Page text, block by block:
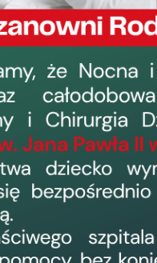
Kierownik:
lek. Piotr
Kierownik
mgr
na ocenę